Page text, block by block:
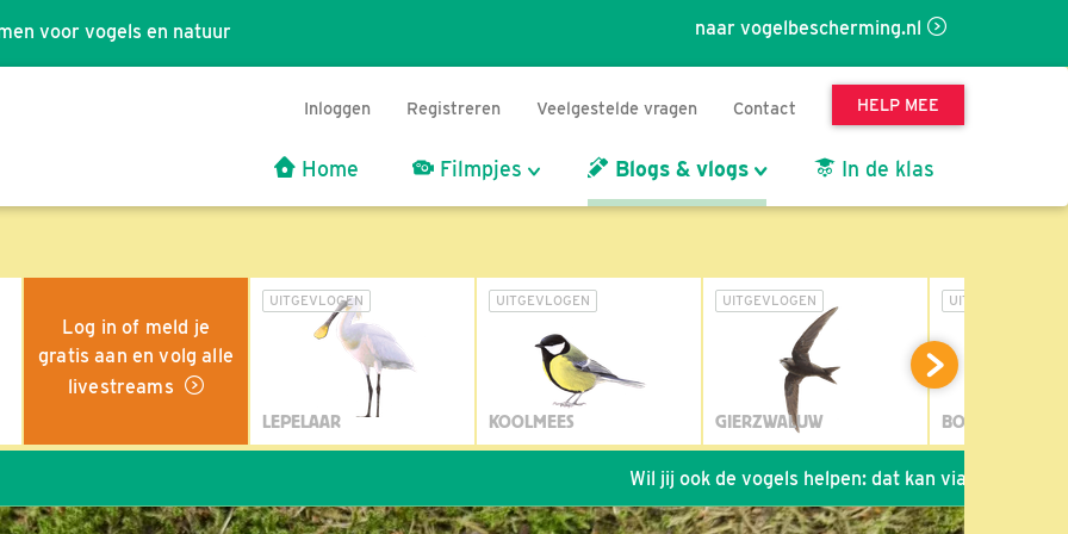
naar vogelbescherming.nl
voor vogels en natuur
Inloggen Registreren Veelgestelde vragen Contact HELP MEE
Home Filmpjes Blogs & vlogs In de klas
Log in of meld je
gratis aan en volg alle
livestreams
UITGEVLOGEN
LEPELAAR
UITGEVLOGEN
KOOLMEES
UITGEVLOGEN
GIERZWALUW
UITGEVLOGEN
BOSUIL
Wil jij ook de vogels helpen: dat kan via de link!